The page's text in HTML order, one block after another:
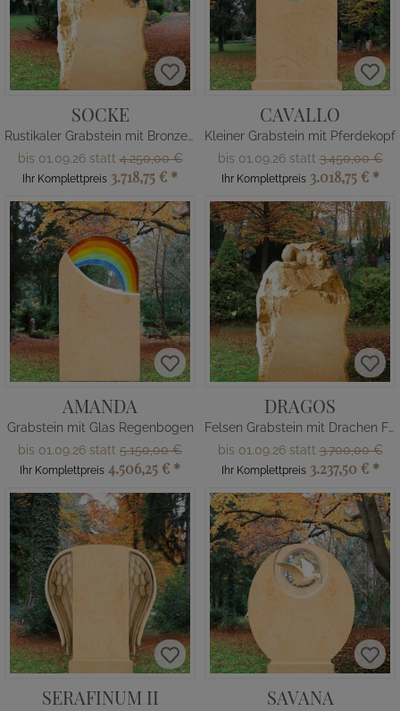
SOCKE
Rustikaler Grabstein mit Bronze Raben
bis 01.09.26 statt4.250,00 €
Ihr Komplettpreis 3.718,75 € *
CAVALLO
Kleiner Grabstein mit Pferdekopf
bis 01.09.26 statt3.450,00 €
Ihr Komplettpreis 3.018,75 € *
AMANDA
Grabstein mit Glas Regenbogen
bis 01.09.26 statt 5.150,00 €
Ihr Komplettpreis 4.506,25 € *
DRAGOS
Felsen Grabstein mit Drachen Figur
bis 01.09.26 statt3.700,00 €
Ihr Komplettpreis 3.237,50 € *
SERAFINUM II SAVANA